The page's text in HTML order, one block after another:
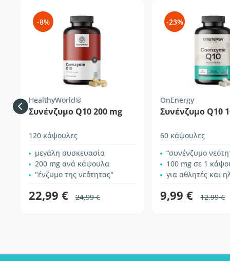
-8%
HealthyWorld®
Συνένζυμο Q10 200 mg
120 κάψουλες
μεγάλη συσκευασία
200 mg ανά κάψουλα
"ένζυμο της νεότητας"
22,99 € 24,99 €
-23%
OnEnergy
Συνένζυμο Q10
60 κάψουλες
“συνένζυμο
100 mg σε 1
για αθλητές και
9,99 € 12,99 €